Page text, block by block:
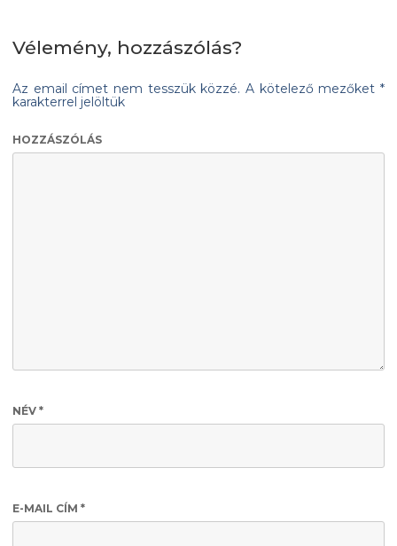
Vélemény, hozzászólás?
Az email címet nem tesszük közzé. A kötelező mezőket*
karakterrel jelöltük
HOZZÁSZÓLÁS
NÉV *
E-MAIL CÍM *